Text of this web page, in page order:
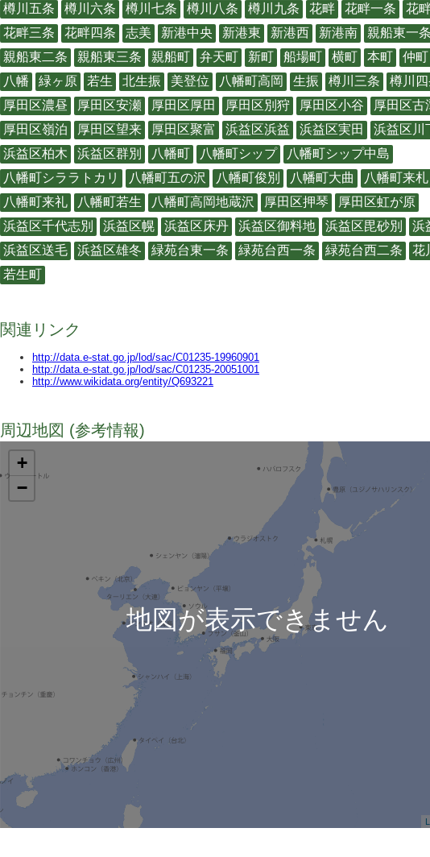
樽川五条
樽川六条 樽川七条 樽川八条 樽川九条 花畔 花畔一条
花
花畔三条
花畔四条 志美 新港中央 新港東 新港西 新港南
親船東一条
親船東二条
親船東三条 親船町 弁天町 新町 船場町 横町 本町 仲町
八幡
緑ヶ原 若生 北生振 美登位 八幡町高岡 生振 樽川三条
樽川
厚田区濃昼
厚田区安瀬 厚田区厚田 厚田区別狩 厚田区小谷
厚田区古
厚田区嶺泊
厚田区望来 厚田区聚富 浜益区浜益 浜益区実田
浜益区川
浜益区柏木
浜益区群別 八幡町 八幡町シップ
八幡町シップ中島
八幡町シララトカリ
八幡町五の沢 八幡町俊別 八幡町大曲
八幡町来札
八幡町来礼
八幡町若生 八幡町高岡地蔵沢 厚田区押琴
厚田区虹が原
浜益区千代志別
浜益区幌 浜益区床丹 浜益区御料地 浜益区毘砂別
浜
浜益区送毛
浜益区雄冬 緑苑台東一条 緑苑台西一条 緑苑台西二条
花
若生町
関連リンク
http://data.e-stat.go.jp/lod/sac/C01235-19960901
http://data.e-stat.go.jp/lod/sac/C01235-20051001
http://www.wikidata.org/entity/Q693221
周辺地図 (参考情報)
+
−
地図が表示できません